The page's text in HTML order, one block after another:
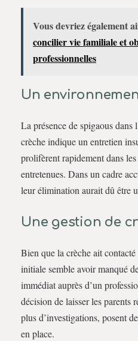
Vous devriez également
concilier vie familiale et
professionnelles
Un
La présence de spigaous dans
crèche indique un entretien
prolifèrent rapidement dans
entretenues. Dans un cadre
leur élimination aurait dû être
Une gestion de
Bien que la crèche ait
initiale semble avoir manqué
immédiat auprès d’un
décision de laisser les parents
plus d’investigations, posent
en place.